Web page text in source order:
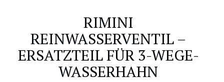
RIMINI
REINWASSERVENTIL –
ERSATZTEIL FÜR 3-WEGE-
WASSERHAHN